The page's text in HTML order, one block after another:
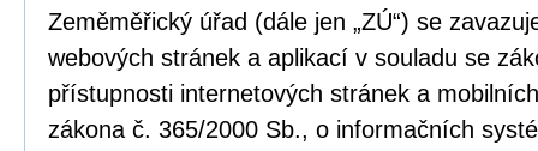
Zeměměřický úřad (dále jen „ZÚ“) se
webových stránek a aplikací v souladu se
přístupnosti internetových stránek a
zákona č. 365/2000 Sb., o informačních